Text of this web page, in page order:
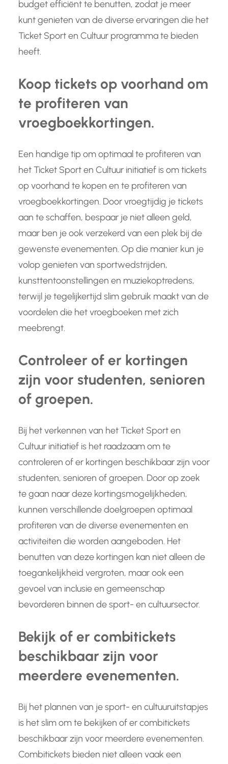
budget efficiënt te benutten, zodat je meer
kunt genieten van de diverse ervaringen die het
Ticket Sport en Cultuur programma te bieden
heeft.
Koop tickets op voorhand om
te profiteren van
vroegboekkortingen.
Een handige tip om optimaal te profiteren van
het Ticket Sport en Cultuur initiatief is om tickets
op voorhand te kopen en te profiteren van
vroegboekkortingen. Door vroegtijdig je tickets
aan te schaffen, bespaar je niet alleen geld,
maar ben je ook verzekerd van een plek bij de
gewenste evenementen. Op die manier kun je
volop genieten van sportwedstrijden,
kunsttentoonstellingen en muziekoptredens,
terwijl je tegelijkertijd slim gebruik maakt van de
voordelen die het vroegboeken met zich
meebrengt.
Controleer of er kortingen
zijn voor studenten, senioren
of groepen.
Bij het verkennen van het Ticket Sport en
Cultuur initiatief is het raadzaam om te
controleren of er kortingen beschikbaar zijn voor
studenten, senioren of groepen. Door op zoek
te gaan naar deze kortingsmogelijkheden,
kunnen verschillende doelgroepen optimaal
profiteren van de diverse evenementen en
activiteiten die worden aangeboden. Het
benutten van deze kortingen kan niet alleen de
toegankelijkheid vergroten, maar ook een
gevoel van inclusie en gemeenschap
bevorderen binnen de sport- en cultuursector.
Bekijk of er combitickets
beschikbaar zijn voor
meerdere evenementen.
Bij het plannen van je sport- en cultuuruitstapjes
is het slim om te bekijken of er combitickets
beschikbaar zijn voor meerdere evenementen.
Combitickets bieden niet alleen vaak een